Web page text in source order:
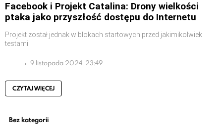
Facebook i Projekt Catalina: Drony wielkości
ptaka jako przyszłość dostępu do Internetu
Projekt został jednak w blokach startowych przed jakimikolwiek
testami
9 listopada 2024, 23:49
CZYTAJ WIĘCEJ
Bez kategorii